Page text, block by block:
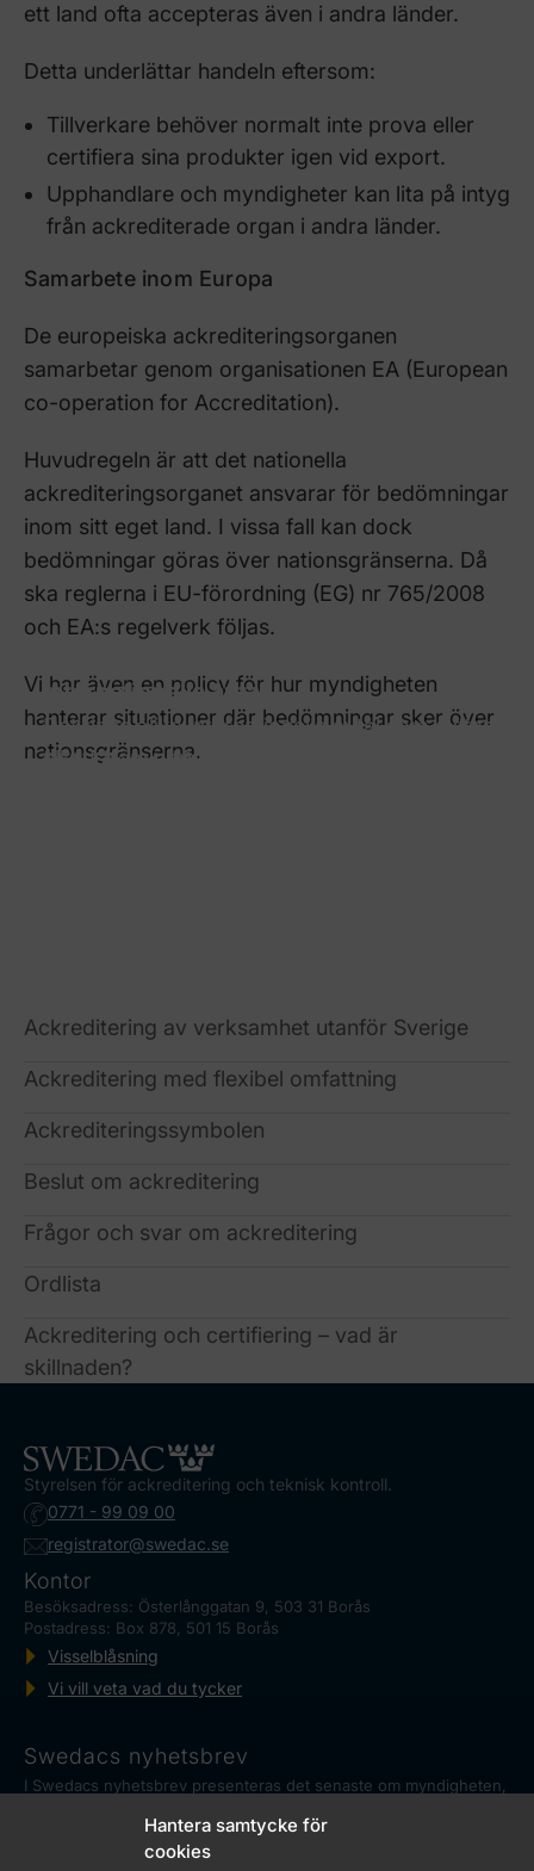
Hantera samtycke för
cookies
ett land ofta accepteras även i andra länder.
Detta underlättar handeln eftersom:
Tillverkare behöver normalt inte prova eller
certifiera sina produkter igen vid export.
Upphandlare och myndigheter kan lita på intyg
från ackrediterade organ i andra länder.
Samarbete inom Europa
De europeiska ackrediteringsorganen
samarbetar genom organisationen EA (European
co-operation for Accreditation).
Huvudregeln är att det nationella
ackrediteringsorganet ansvarar för bedömningar
inom sitt eget land. I vissa fall kan dock
bedömningar göras över nationsgränserna. Då
ska reglerna i EU-förordning (EG) nr 765/2008
och EA:s regelverk följas.
Vi har även en policy för hur myndigheten
hanterar situationer där bedömningar sker över
nationsgränserna.
Internationella avtal
Det finns olika internationella avtal som syftar
till att främja fri handel mellan olika länder. Ta
Sök föreskrifter & dokument
Ackreditering av verksamhet utanför Sverige
Ackreditering med flexibel omfattning
Ackrediteringssymbolen
Beslut om ackreditering
Frågor och svar om ackreditering
Ordlista
Ackreditering och certifiering – vad är
skillnaden?
Styrelsen för ackreditering och teknisk kontroll.
0771 - 99 09 00
registrator@swedac.se
Kontor
Besöksadress: Österlånggatan 9, 503 31 Borås
Postadress: Box 878, 501 15 Borås
Visselblåsning
Vi vill veta vad du tycker
Swedacs nyhetsbrev
I Swedacs nyhetsbrev presenteras det senaste om myndigheten,
Marknadskontrollrådet